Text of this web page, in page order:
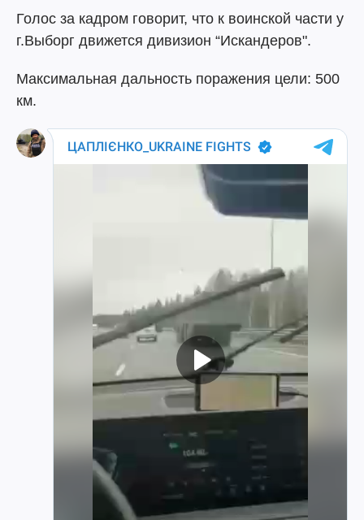
Голос за кадром говорит, что к воинской части у
г.Выборг движется дивизион “Искандеров".
Максимальная дальность поражения цели: 500
км.